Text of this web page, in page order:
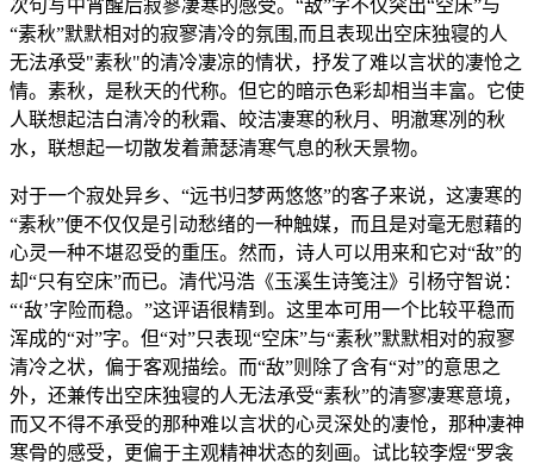
次句写中宵醒后寂寥凄寒的感受。“敌”字不仅突出“空床”与
“素秋”默默相对的寂寥清冷的氛围,而且表现出空床独寝的人
无法承受"素秋"的清冷凄凉的情状，抒发了难以言状的凄怆之
情。素秋，是秋天的代称。但它的暗示色彩却相当丰富。它使
人联想起洁白清冷的秋霜、皎洁凄寒的秋月、明澈寒冽的秋
水，联想起一切散发着萧瑟清寒气息的秋天景物。
对于一个寂处异乡、“远书归梦两悠悠”的客子来说，这凄寒的
“素秋”便不仅仅是引动愁绪的一种触媒，而且是对毫无慰藉的
心灵一种不堪忍受的重压。然而，诗人可以用来和它对“敌”的
却“只有空床”而已。清代冯浩《玉溪生诗笺注》引杨守智说：
“‘敌’字险而稳。”这评语很精到。这里本可用一个比较平稳而
浑成的“对”字。但“对”只表现“空床”与“素秋”默默相对的寂寥
清冷之状，偏于客观描绘。而“敌”则除了含有“对”的意思之
外，还兼传出空床独寝的人无法承受“素秋”的清寥凄寒意境，
而又不得不承受的那种难以言状的心灵深处的凄怆，那种凄神
寒骨的感受，更偏于主观精神状态的刻画。试比较李煜“罗衾